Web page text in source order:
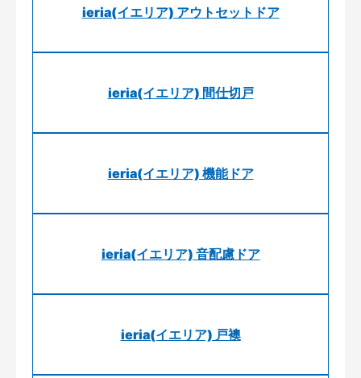
ieria(イエリア) アウトセットドア
ieria(イエリア) 間仕切戸
ieria(イエリア) 機能ドア
ieria(イエリア) 音配慮ドア
ieria(イエリア) 戸襖